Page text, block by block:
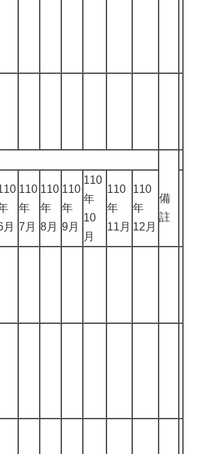
備
註
月
110
年
7月
110
年
8月
110
年
9月
110
年
10
月
110
年
11月
110
年
12月